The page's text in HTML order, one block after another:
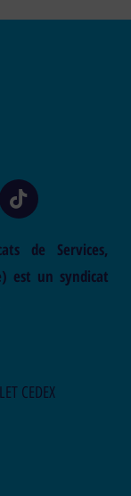
de Services,
est un syndicat
CEDEX